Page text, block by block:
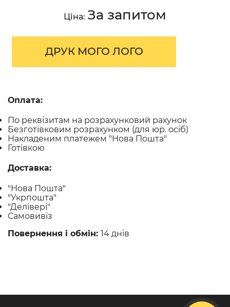
Ціна: За запитом
ДРУК МОГО ЛОГО
Оплата:
По реквізитам на розрахунковий рахунок
Безготівковим розрахунком (для юр. осіб)
Накладеним платежем "Нова Пошта"
Готівкою
Доставка:
"Нова Пошта"
"Укрпошта"
"Делівері"
Самовивіз
Повернення і обмін: 14 днів